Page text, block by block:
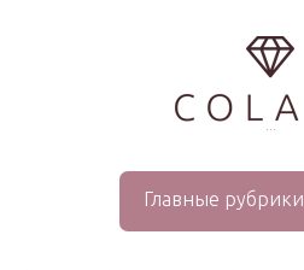
...
Главные рубрики